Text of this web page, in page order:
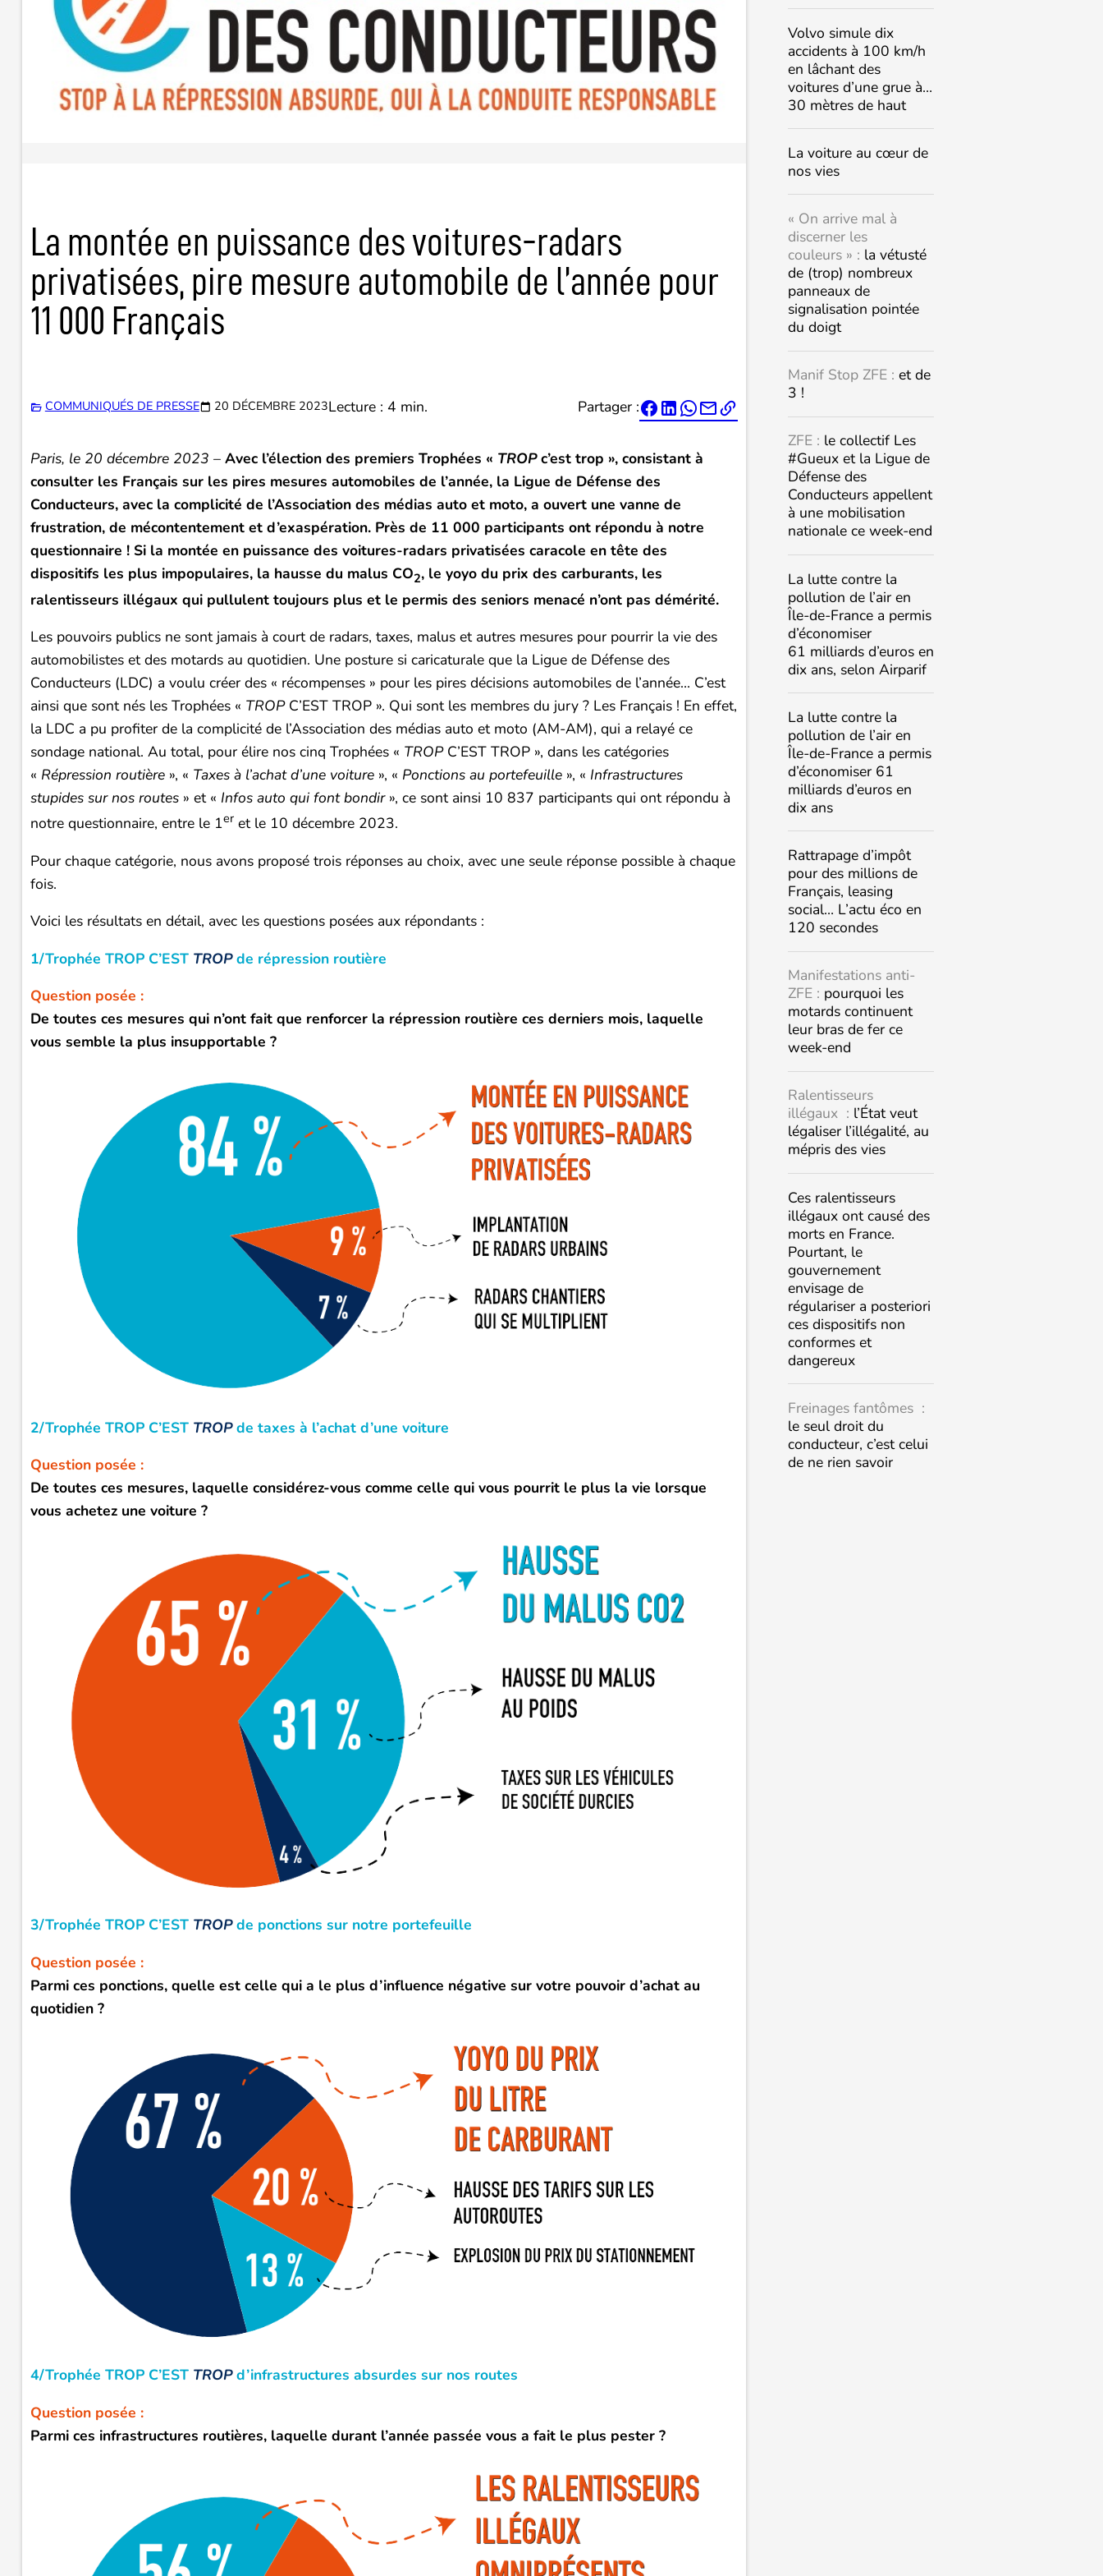
La montée en puissance des voitures-radars
privatisées, pire mesure automobile de l’année pour
11 000 Français
COMMUNIQUÉS DE PRESSE 20 DÉCEMBRE 2023Lecture : 4 min. Partager :  
Paris, le 20 décembre 2023 –Avec l’élection des premiers Trophées « TROPc’est trop », consistant à
consulter les Français sur les pires mesures automobiles de l’année, la Ligue de Défense des
Conducteurs, avec la complicité de l’Association des médias auto et moto, a ouvert une vanne de
frustration, de mécontentement et d’exaspération. Près de 11 000 participants ont répondu à notre
questionnaire ! Si la montée en puissance des voitures-radars privatisées caracole en tête des
dispositifs les plus impopulaires, la hausse du malus CO2, le yoyo du prix des carburants, les
ralentisseurs illégaux qui pullulent toujours plus et le permis des seniors menacé n’ont pas démérité.
Les pouvoirs publics ne sont jamais à court de radars, taxes, malus et autres mesures pour pourrir la vie des
automobilistes et des motards au quotidien. Une posture si caricaturale que la Ligue de Défense des
Conducteurs (LDC) a voulu créer des « récompenses » pour les pires décisions automobiles de l’année… C’est
ainsi que sont nés les Trophées « TROPC’EST TROP ». Qui sont les membres du jury ? Les Français ! En effet,
la LDC a pu profiter de la complicité de l’Association des médias auto et moto (AM-AM), qui a relayé ce
sondage national. Au total, pour élire nos cinq Trophées « TROPC’EST TROP », dans les catégories
« Répression routière», « Taxes à l’achat d’une voiture», « Ponctions au portefeuille», « Infrastructures
stupides sur nos routes» et « Infos auto qui font bondir», ce sont ainsi 10 837 participants qui ont répondu à
notre questionnaire, entre le 1eret le 10 décembre 2023.
Pour chaque catégorie, nous avons proposé trois réponses au choix, avec une seule réponse possible à chaque
fois.
Voici les résultats en détail, avec les questions posées aux répondants :
1/Trophée TROP C’EST TROP de répression routière
Question posée :
De toutes ces mesures qui n’ont fait que renforcer la répression routière ces derniers mois, laquelle
vous semble la plus insupportable ?
2/Trophée TROP C’EST TROP de taxes à l’achat d’une voiture
Question posée :
De toutes ces mesures, laquelle considérez-vous comme celle qui vous pourrit le plus la vie lorsque
vous achetez une voiture ?
3/Trophée TROP C’EST TROP de ponctions sur notre portefeuille
Question posée :
Parmi ces ponctions, quelle est celle qui a le plus d’influence négative sur votre pouvoir d’achat au
quotidien ?
4/Trophée TROP C’EST TROP d’infrastructures absurdes sur nos routes
Question posée :
Parmi ces infrastructures routières, laquelle durant l’année passée vous a fait le plus pester ?
Volvo simule dix
accidents à 100 km/h
en lâchant des
voitures d’une grue à…
30 mètres de haut
La voiture au cœur de
nos vies
« On arrive mal à
discerner les
couleurs » : la vétusté
de (trop) nombreux
panneaux de
signalisation pointée
du doigt
Manif Stop ZFE : et de
3 !
ZFE : le collectif Les
#Gueux et la Ligue de
Défense des
Conducteurs appellent
à une mobilisation
nationale ce week-end
La lutte contre la
pollution de l’air en
Île-de-France a permis
d’économiser
61 milliards d’euros en
dix ans, selon Airparif
La lutte contre la
pollution de l’air en
Île-de-France a permis
d’économiser 61
milliards d’euros en
dix ans
Rattrapage d’impôt
pour des millions de
Français, leasing
social… L’actu éco en
120 secondes
Manifestations anti-
ZFE : pourquoi les
motards continuent
leur bras de fer ce
week-end
Ralentisseurs
illégaux : l’État veut
légaliser l’illégalité, au
mépris des vies
Ces ralentisseurs
illégaux ont causé des
morts en France.
Pourtant, le
gouvernement
envisage de
régulariser a posteriori
ces dispositifs non
conformes et
dangereux
Freinages fantômes :
le seul droit du
conducteur, c’est celui
de ne rien savoir